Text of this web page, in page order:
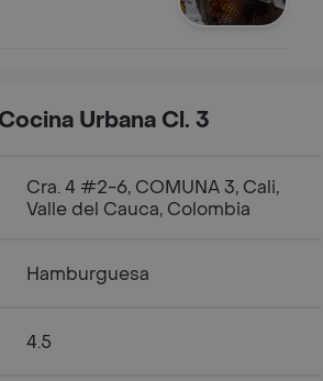
Urbana Cl. 3
Cra. 4 #2-6, COMUNA 3, Cali,
Valle del Cauca, Colombia
Hamburguesa
4.5